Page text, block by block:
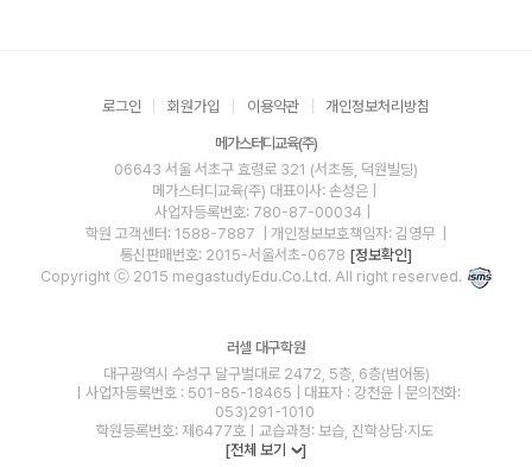
로그인 회원가입 이용약관 개인정보처리방침
메가스터디교육(주)
06643 서울 서초구 효령로 321 (서초동, 덕원빌딩)
메가스터디교육(주) 대표이사: 손성은 |
사업자등록번호: 780-87-00034
학원 고객센터: 1588-7887
| 개인정보보호책임자: 김영무
통신판매번호: 2015-서울서초-0678 [정보확인]
Copyright ⓒ 2015 megastudyEdu.Co.Ltd. All right reserved.
러셀 대구학원
대구광역시 수성구 달구벌대로 2472, 5층, 6층(범어동)
ㅣ사업자등록번호 : 501-85-18465 | 대표자 : 강천윤 | 문의전화:
053)291-1010
학원등록번호: 제6477호ㅣ교습과정: 보습, 진학상담·지도
[전체 보기
]